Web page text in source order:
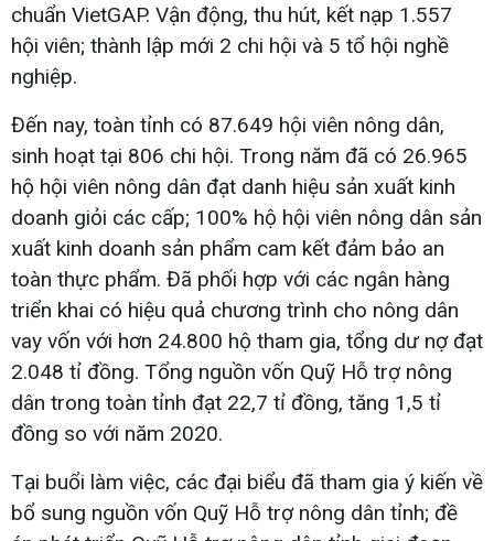
chuẩn VietGAP. Vận động, thu hút, kết nạp 1.557
hội viên; thành lập mới 2 chi hội và 5 tổ hội nghề
nghiệp.
Đến nay, toàn tỉnh có 87.649 hội viên nông dân,
sinh hoạt tại 806 chi hội. Trong năm đã có 26.965
hộ hội viên nông dân đạt danh hiệu sản xuất kinh
doanh giỏi các cấp; 100% hộ hội viên nông dân sản
xuất kinh doanh sản phẩm cam kết đảm bảo an
toàn thực phẩm. Đã phối hợp với các ngân hàng
triển khai có hiệu quả chương trình cho nông dân
vay vốn với hơn 24.800 hộ tham gia, tổng dư nợ đạt
2.048 tỉ đồng. Tổng nguồn vốn Quỹ Hỗ trợ nông
dân trong toàn tỉnh đạt 22,7 tỉ đồng, tăng 1,5 tỉ
đồng so với năm 2020.
Tại buổi làm việc, các đại biểu đã tham gia ý kiến về
bổ sung nguồn vốn Quỹ Hỗ trợ nông dân tỉnh; đề